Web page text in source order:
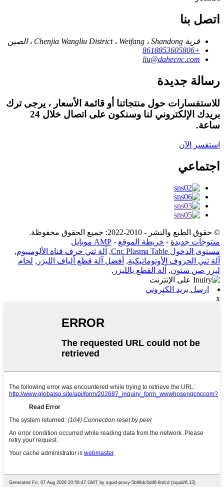
اتصل بنا
قرية Chenjia Wangliu District ، Weifang ، Shandong ، الصين
+8618853605806
liu@dahecnc.com
رسالة جديدة
للاستفسارات حول منتجاتنا أو قائمة الأسعار ، يرجى ترك
بريدك الإلكتروني لنا وسنكون على اتصال خلال 24
ساعة.
استفسر الآن
اجتماعي
© حقوق الطبع والنشر - 2010-2022: جميع الحقوق محفوظة.
منتوجات جديدة - خريطة الموقع - AMP موبايل
مستوى الدخول Cnc Plasma Table
, آلة ثني حرف قناة الألومنيوم,
آلة ثني الحروف الأوتوماتيكية, أفضل آلة قطع ألياف الليزر , لحام
ليزر صن ستون, آلة القطع بالليزر ,
ارسل بريد الكتروني
x